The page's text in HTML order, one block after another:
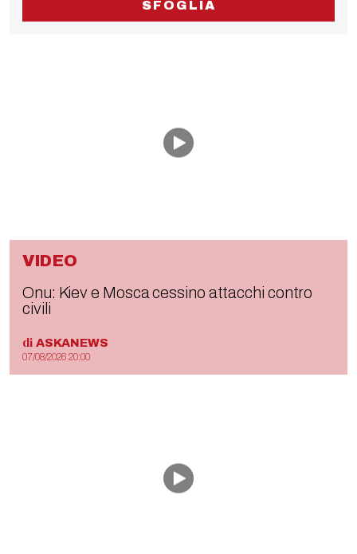
SFOGLIA
VIDEO
Onu: Kiev e Mosca cessino attacchi contro
civili
di ASKANEWS
07/08/2026 20:00